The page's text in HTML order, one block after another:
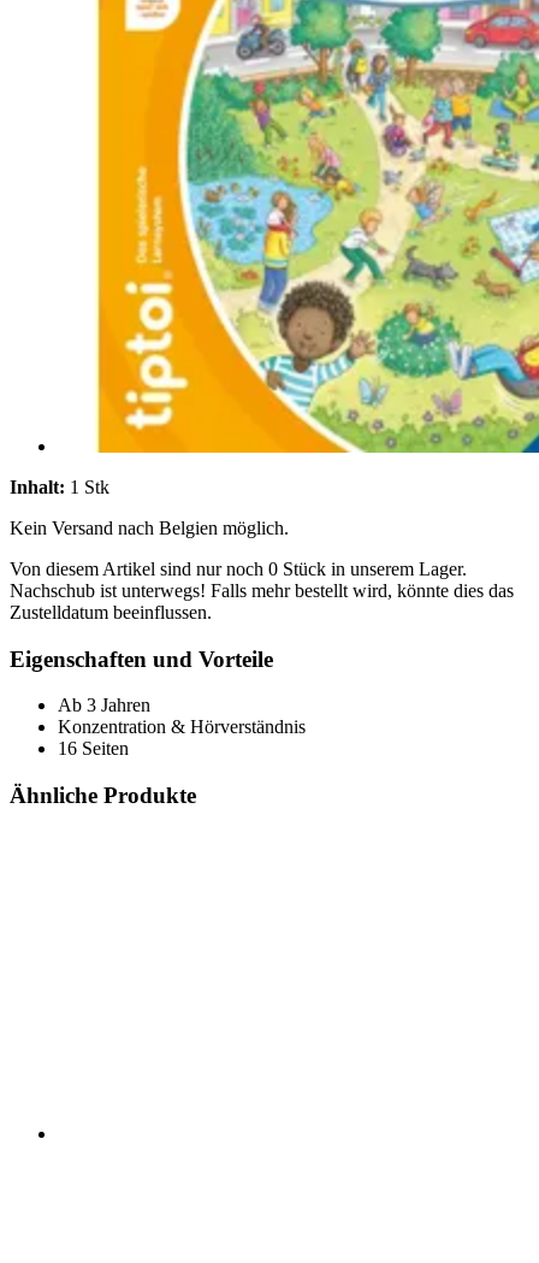
Inhalt: 1 Stk
Kein Versand nach Belgien möglich.
Von diesem Artikel sind nur noch 0 Stück in unserem Lager.
Nachschub ist unterwegs! Falls mehr bestellt wird, könnte dies das
Zustelldatum beeinflussen.
Eigenschaften und Vorteile
Ab 3 Jahren
Konzentration & Hörverständnis
16 Seiten
Ähnliche Produkte